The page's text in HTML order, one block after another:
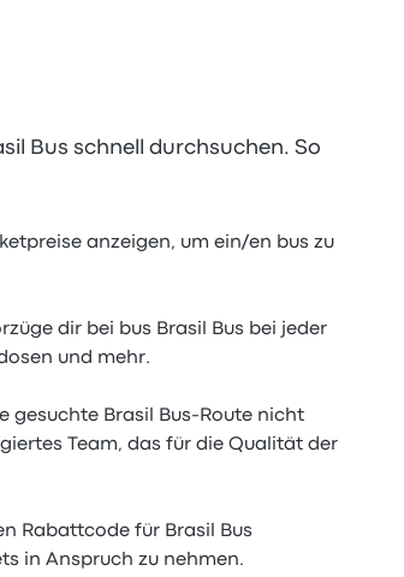
Bus schnell durchsuchen. So
anzeigen, um ein/en bus zu
dir bei bus Brasil Bus bei jeder
und mehr.
gesuchte Brasil Bus-Route nicht
Team, das für die Qualität der
Rabattcode für Brasil Bus
in Anspruch zu nehmen.